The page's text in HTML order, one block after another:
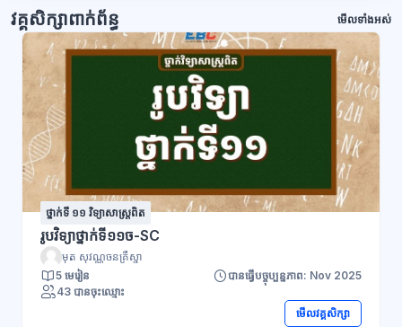
វគ្គសិក្សាពាក់ព័ន្ធ មើលទាំងអស់
ថ្នាក់ទី ១១ វិទ្យាសាស្រ្តពិត
រូបវិទ្យាថ្នាក់ទី១១ច-SC
មុត សុវណ្ណចនគ្រឹស្នា
5 មេរៀន
បានធ្វើបច្ចុប្បន្នភាព: Nov 2025
43 បានចុះឈ្មោះ
មើលវគ្គសិក្សា